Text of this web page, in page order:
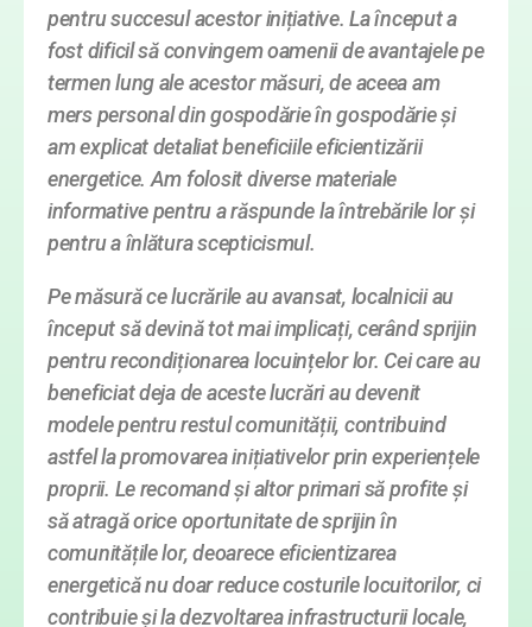
pentru succesul acestor inițiative. La început a
fost dificil să convingem oamenii de avantajele pe
termen lung ale acestor măsuri, de aceea am
mers personal din gospodărie în gospodărie și
am explicat detaliat beneficiile eficientizării
energetice. Am folosit diverse materiale
informative pentru a răspunde la întrebările lor și
pentru a înlătura scepticismul.
Pe măsură ce lucrările au avansat, localnicii au
început să devină tot mai implicați, cerând sprijin
pentru recondiționarea locuințelor lor. Cei care au
beneficiat deja de aceste lucrări au devenit
modele pentru restul comunității, contribuind
astfel la promovarea inițiativelor prin experiențele
proprii. Le recomand și altor primari să profite și
să atragă orice oportunitate de sprijin în
comunitățile lor, deoarece eficientizarea
energetică nu doar reduce costurile locuitorilor, ci
contribuie și la dezvoltarea infrastructurii locale,